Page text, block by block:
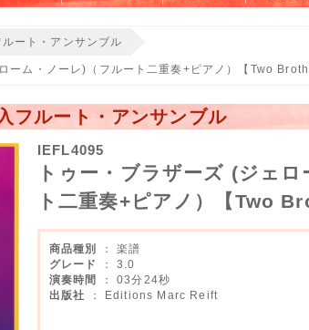
ート・アンサンブル
ーム・ノーレ)（フルート二重奏+ピアノ）【Two
フルート・アンサンブル
IEFL4095
トゥー・ブラザーズ (ジェ
ト二重奏+ピアノ）【Two
商品種別
： 楽譜
グレード
： 3.0
演奏時間
： 03分24秒
出版社
： Editions Marc Reift